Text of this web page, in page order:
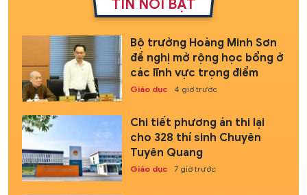
TIN NỔI BẬT
Bộ trưởng Hoàng Minh Sơn
đề nghị mở rộng học bổng ở
các lĩnh vực trọng điểm
Giáo dục 4 giờ trước
Chi tiết phương án thi lại
cho 328 thí sinh Chuyên
Tuyên Quang
Giáo dục 7 giờ trước